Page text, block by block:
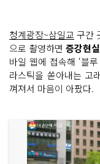
청계광장~삼일교 구간
으로 촬영하면증강현
바일 웹에 접속해 ‘블
라스틱을 쏟아내는 고
껴져서 마음이 아팠다.